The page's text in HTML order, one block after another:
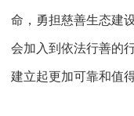
命，勇担慈善生态建
会加入到依法行善的
建立起更加可靠和值